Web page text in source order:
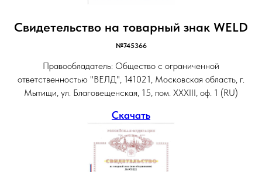
Свидетельство на товарный знак WELD
№745366
Правообладатель: Общество с ограниченной
ответственностью "ВЕЛД", 141021, Московская область, г.
Мытищи, ул. Благовещенская, 15, пом. XXXIII, оф. 1 (RU)
Скачать